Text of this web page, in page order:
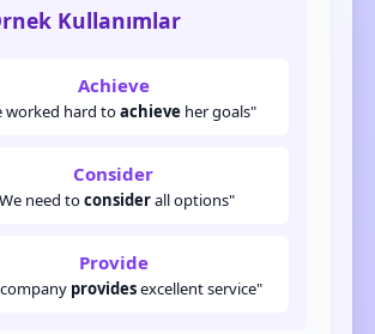
Kullanımlar
Achieve
worked hard toachieve her goals"
Consider
need toconsiderall options"
Provide
providesexcellent service"